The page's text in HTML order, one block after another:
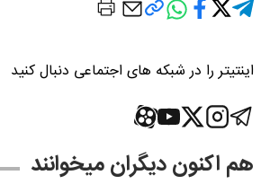
اینتیتر را در شبکه های اجتماعی دنبال کنید
هم اکنون دیگران میخوانند